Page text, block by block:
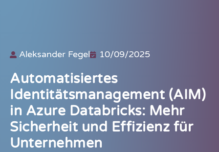
Aleksander Fegel 10/09/2025
Automatisiertes
Identitätsmanagement (AIM)
in Azure Databricks: Mehr
Sicherheit und Effizienz für
Unternehmen